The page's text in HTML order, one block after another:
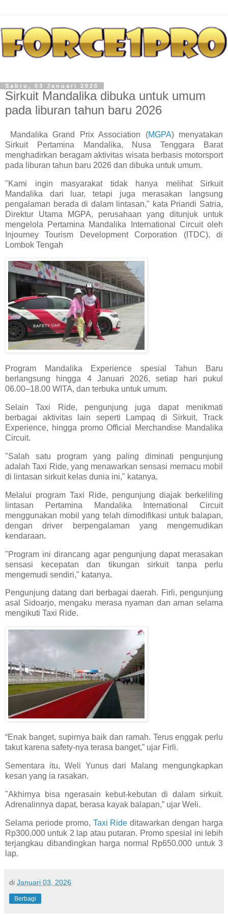
Sabtu, 03 Januari 2026
Sirkuit Mandalika dibuka untuk umum
pada liburan tahun baru 2026
Mandalika Grand Prix Association (MGPA) menyatakan
Sirkuit Pertamina Mandalika, Nusa Tenggara Barat
menghadirkan beragam aktivitas wisata berbasis motorsport
pada liburan tahun baru 2026 dan dibuka untuk umum.
"Kami ingin masyarakat tidak hanya melihat Sirkuit
Mandalika dari luar, tetapi juga merasakan langsung
pengalaman berada di dalam lintasan," kata Priandi Satria,
Direktur Utama MGPA, perusahaan yang ditunjuk untuk
mengelola Pertamina Mandalika International Circuit oleh
Injourney Tourism Development Corporation (ITDC), di
Lombok Tengah
Program Mandalika Experience spesial Tahun Baru
berlangsung hingga 4 Januari 2026, setiap hari pukul
06.00–18.00 WITA, dan terbuka untuk umum.
Selain Taxi Ride, pengunjung juga dapat menikmati
berbagai aktivitas lain seperti Lampaq di Sirkuit, Track
Experience, hingga promo Official Merchandise Mandalika
Circuit.
"Salah satu program yang paling diminati pengunjung
adalah Taxi Ride, yang menawarkan sensasi memacu mobil
di lintasan sirkuit kelas dunia ini," katanya.
Melalui program Taxi Ride, pengunjung diajak berkeliling
lintasan Pertamina Mandalika International Circuit
menggunakan mobil yang telah dimodifikasi untuk balapan,
dengan driver berpengalaman yang mengemudikan
kendaraan.
"Program ini dirancang agar pengunjung dapat merasakan
sensasi kecepatan dan tikungan sirkuit tanpa perlu
mengemudi sendiri," katanya.
Pengunjung datang dari berbagai daerah. Firli, pengunjung
asal Sidoarjo, mengaku merasa nyaman dan aman selama
mengikuti Taxi Ride.
“Enak banget, supirnya baik dan ramah. Terus enggak perlu
takut karena safety-nya terasa banget,” ujar Firli.
Sementara itu, Weli Yunus dari Malang mengungkapkan
kesan yang ia rasakan.
"Akhirnya bisa ngerasain kebut-kebutan di dalam sirkuit.
Adrenalinnya dapat, berasa kayak balapan,” ujar Weli.
Selama periode promo, Taxi Rideditawarkan dengan harga
Rp300.000 untuk 2 lap atau putaran. Promo spesial ini lebih
terjangkau dibandingkan harga normal Rp650.000 untuk 3
lap.
di Januari 03, 2026
Berbagi